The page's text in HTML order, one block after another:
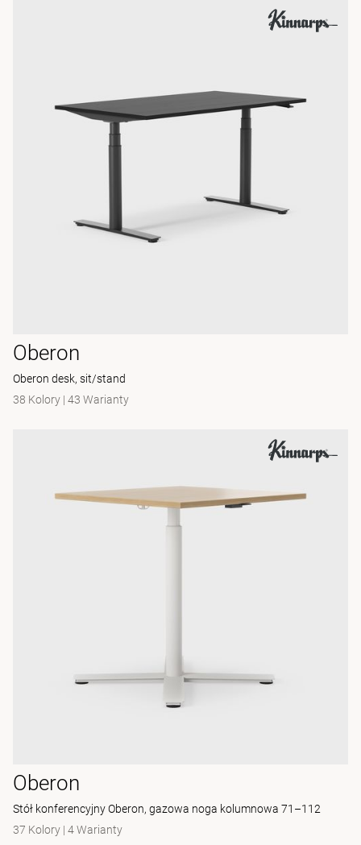
Oberon
Oberon desk, sit/stand
38 Kolory | 43 Warianty
Oberon
Stół konferencyjny Oberon, gazowa noga kolumnowa 71–112
37 Kolory | 4 Warianty